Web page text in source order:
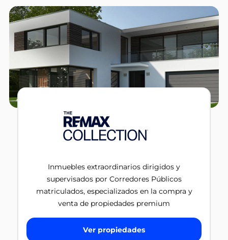
Inmuebles extraordinarios dirigidos y
supervisados por Corredores Públicos
matriculados, especializados en la compra y
venta de propiedades premium
Ver propiedades